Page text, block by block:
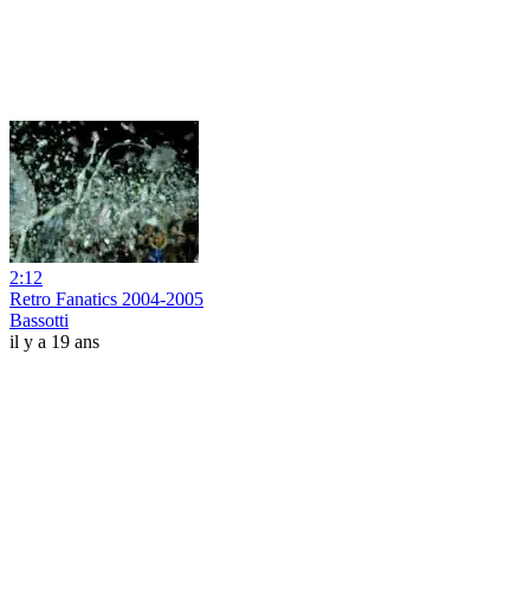
2:12
Retro Fanatics 2004-2005
Bassotti
il y a 19 ans